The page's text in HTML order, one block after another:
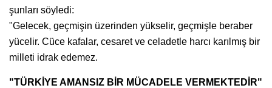
şunları söyledi:
"Gelecek, geçmişin üzerinden yükselir, geçmişle beraber
yücelir. Cüce kafalar, cesaret ve celadetle harcı karılmış bir
milleti idrak edemez.
"TÜRKİYE AMANSIZ BİR MÜCADELE VERMEKTEDİR"